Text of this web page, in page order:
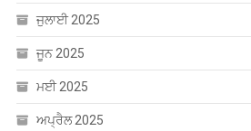
ਜੂਨ 2025
ਮਈ 2025
ਅਪ੍ਰੈਲ 2025
ਮਾਰਚ 2025